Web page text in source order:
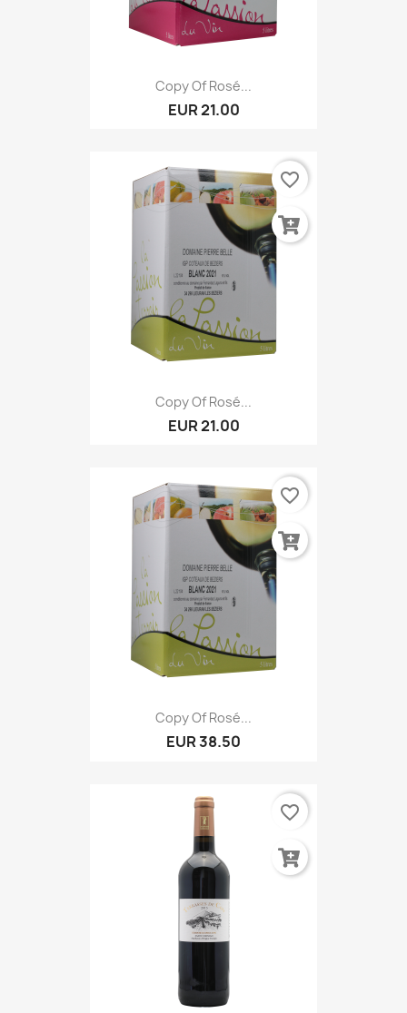
Copy Of Rosé...
EUR 21.00
Copy Of Rosé...
EUR 21.00
favorite_border
Copy Of Rosé...
EUR 38.50
favorite_border
favorite_border